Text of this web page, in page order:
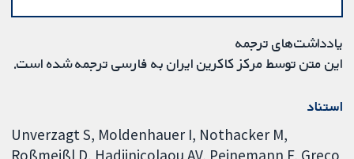
یادداشت‌های ترجمه
این متن توسط مرکز کاکرین ایران به فارسی ترجمه شده است.
استناد
Unverzagt S, Moldenhauer I, Nothacker M,
Roßmeißl D, Hadjinicolaou AV, Peinemann F, Greco